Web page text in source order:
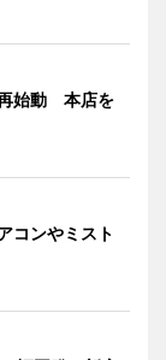
始動 本店を
コンやミスト